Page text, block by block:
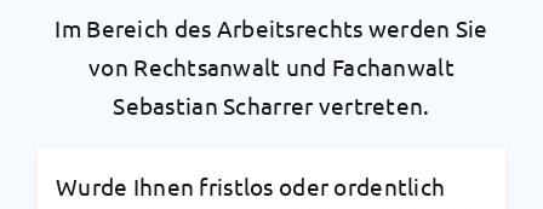
Im Bereich des Arbeitsrechts werden Sie
von Rechtsanwalt und Fachanwalt
Sebastian Scharrer vertreten.
Wurde Ihnen fristlos oder ordentlich